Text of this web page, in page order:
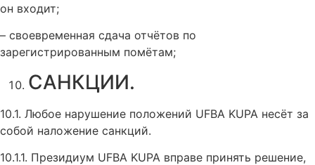
он входит;
– своевременная сдача отчётов по
зарегистрированным помётам;
САНКЦИИ.
10.1. Любое нарушение положений UFBA KUPA несёт за
собой наложение санкций.
10.1.1. Президиум UFBA KUPA вправе принять решение,